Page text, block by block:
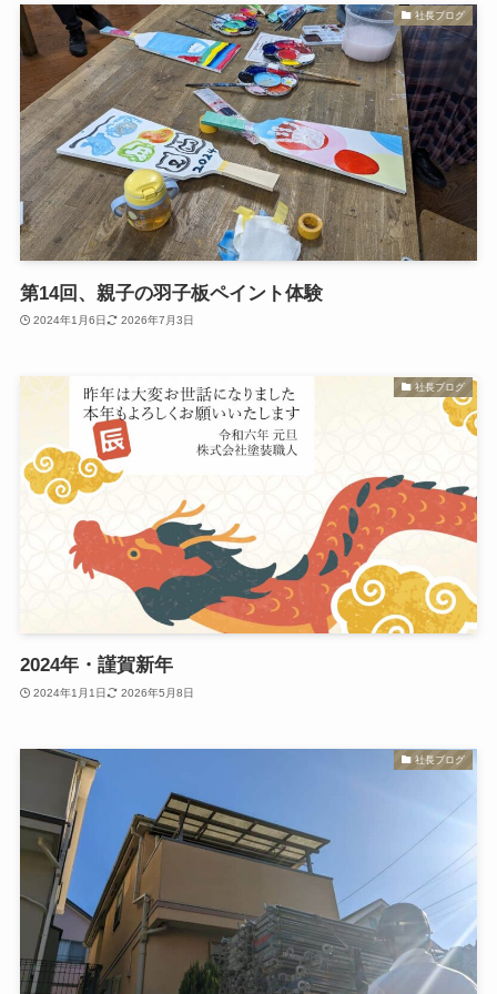
社長ブログ
第14回、親子の羽子板ペイント体験
2024年1月6日 2026年7月3日
社長ブログ
2024年・謹賀新年
2024年1月1日 2026年5月8日
社長ブログ